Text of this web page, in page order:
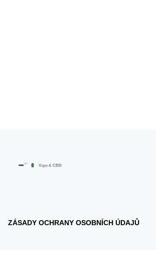
ZÁSADY OCHRANY OSOBNÍCH ÚDAJŮ